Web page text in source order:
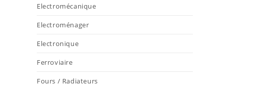
Electromécanique
Electroménager
Electronique
Ferroviaire
Fours / Radiateurs